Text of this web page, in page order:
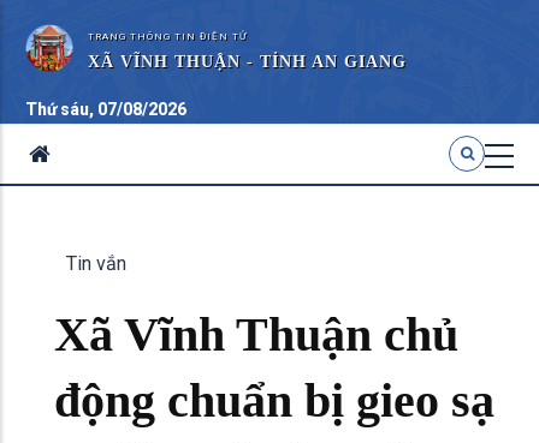
TRANG THÔNG TIN ĐIỆN TỬ
XÃ VĨNH THUẬN - TỈNH AN GIANG
Thứ sáu, 07/08/2026
Tin vắn
Xã Vĩnh Thuận chủ
động chuẩn bị gieo sạ